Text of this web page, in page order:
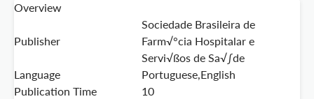
Overview
Publisher
Sociedade Brasileira de
Farm√°cia Hospitalar e
Servi√ßos de Sa√∫de
Language
Portuguese,English
Publication Time
10